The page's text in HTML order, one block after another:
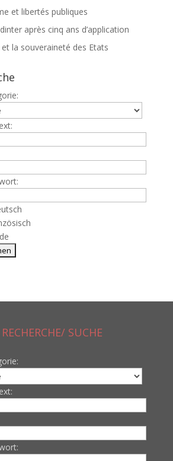
et libertés publiques
après cinq ans d’application
et la souveraineté des Etats
SUCHE